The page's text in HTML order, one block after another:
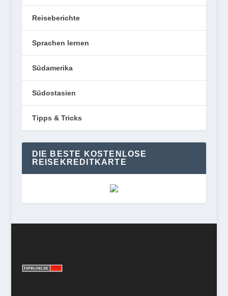
Reiseberichte
Sprachen lernen
Südamerika
Südostasien
Tipps & Tricks
DIE BESTE KOSTENLOSE
REISEKREDITKARTE